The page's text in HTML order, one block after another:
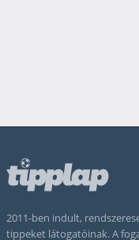
2011-ben indult,
tippeket látogatóinak. A